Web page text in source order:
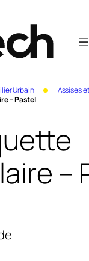
Urbain
Assises
– Pastel
–